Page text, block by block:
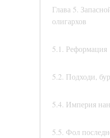
Глава 5.
олигархов
5.1. Реформация
5.2. Подходи,
5.4. Империя
5.5. Фол